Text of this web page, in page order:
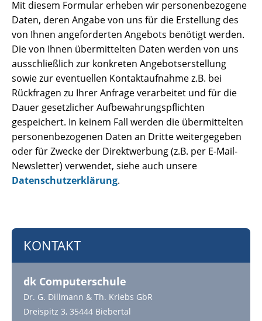
Mit diesem Formular erheben wir personenbezogene
Daten, deren Angabe von uns für die Erstellung des
von Ihnen angeforderten Angebots benötigt werden.
Die von Ihnen übermittelten Daten werden von uns
ausschließlich zur konkreten Angebotserstellung
sowie zur eventuellen Kontaktaufnahme z.B. bei
Rückfragen zu Ihrer Anfrage verarbeitet und für die
Dauer gesetzlicher Aufbewahrungspflichten
gespeichert. In keinem Fall werden die übermittelten
personenbezogenen Daten an Dritte weitergegeben
oder für Zwecke der Direktwerbung (z.B. per E-Mail-
Newsletter) verwendet, siehe auch unsere
Datenschutzerklärung.
KONTAKT
dk Computerschule
Dr. G. Dillmann & Th. Kriebs GbR
Dreispitz 3, 35444 Biebertal